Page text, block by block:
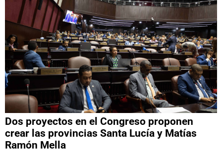
Dos proyectos en el Congreso proponen
crear las provincias Santa Lucía y Matías
Ramón Mella